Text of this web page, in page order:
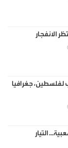
الانفجار
لفلسطين، جغرافيا
التيار